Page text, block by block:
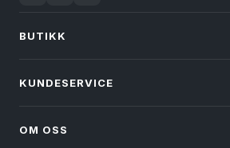
BUTIKK
KUNDESERVICE
OM OSS